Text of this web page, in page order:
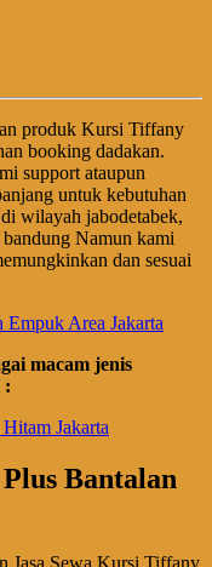
produk Kursi Tiffany
booking dadakan.
support ataupun
untuk kebutuhan
wilayah jabodetabek,
Namun kami
dan sesuai
macam jenis
:
Jakarta
Bantalan
Jasa Sewa Kursi Tiffany